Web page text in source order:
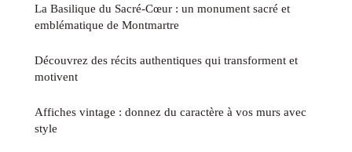
La Basilique du Sacré-Cœur : un monument sacré et
emblématique de Montmartre
Découvrez des récits authentiques qui transforment et
motivent
Affiches vintage : donnez du caractère à vos murs avec
style